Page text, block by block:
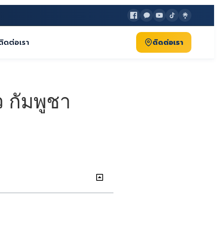
ดต่อเรา ติดต่อเรา
กัมพูชา